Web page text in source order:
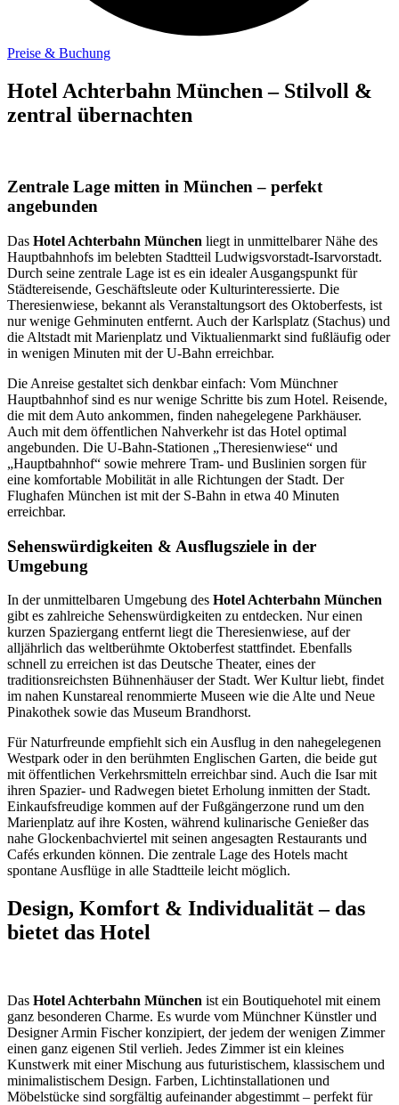
Preise & Buchung
Hotel Achterbahn München – Stilvoll &
zentral übernachten
Zentrale Lage mitten in München – perfekt
angebunden
Das Hotel Achterbahn München liegt in unmittelbarer Nähe des
Hauptbahnhofs im belebten Stadtteil Ludwigsvorstadt-Isarvorstadt.
Durch seine zentrale Lage ist es ein idealer Ausgangspunkt für
Städtereisende, Geschäftsleute oder Kulturinteressierte. Die
Theresienwiese, bekannt als Veranstaltungsort des Oktoberfests, ist
nur wenige Gehminuten entfernt. Auch der Karlsplatz (Stachus) und
die Altstadt mit Marienplatz und Viktualienmarkt sind fußläufig oder
in wenigen Minuten mit der U-Bahn erreichbar.
Die Anreise gestaltet sich denkbar einfach: Vom Münchner
Hauptbahnhof sind es nur wenige Schritte bis zum Hotel. Reisende,
die mit dem Auto ankommen, finden nahegelegene Parkhäuser.
Auch mit dem öffentlichen Nahverkehr ist das Hotel optimal
angebunden. Die U-Bahn-Stationen „Theresienwiese“ und
„Hauptbahnhof“ sowie mehrere Tram- und Buslinien sorgen für
eine komfortable Mobilität in alle Richtungen der Stadt. Der
Flughafen München ist mit der S-Bahn in etwa 40 Minuten
erreichbar.
Sehenswürdigkeiten & Ausflugsziele in der
Umgebung
In der unmittelbaren Umgebung des Hotel Achterbahn München
gibt es zahlreiche Sehenswürdigkeiten zu entdecken. Nur einen
kurzen Spaziergang entfernt liegt die Theresienwiese, auf der
alljährlich das weltberühmte Oktoberfest stattfindet. Ebenfalls
schnell zu erreichen ist das Deutsche Theater, eines der
traditionsreichsten Bühnenhäuser der Stadt. Wer Kultur liebt, findet
im nahen Kunstareal renommierte Museen wie die Alte und Neue
Pinakothek sowie das Museum Brandhorst.
Für Naturfreunde empfiehlt sich ein Ausflug in den nahegelegenen
Westpark oder in den berühmten Englischen Garten, die beide gut
mit öffentlichen Verkehrsmitteln erreichbar sind. Auch die Isar mit
ihren Spazier- und Radwegen bietet Erholung inmitten der Stadt.
Einkaufsfreudige kommen auf der Fußgängerzone rund um den
Marienplatz auf ihre Kosten, während kulinarische Genießer das
nahe Glockenbachviertel mit seinen angesagten Restaurants und
Cafés erkunden können. Die zentrale Lage des Hotels macht
spontane Ausflüge in alle Stadtteile leicht möglich.
Design, Komfort & Individualität – das
bietet das Hotel
Das Hotel Achterbahn München ist ein Boutiquehotel mit einem
ganz besonderen Charme. Es wurde vom Münchner Künstler und
Designer Armin Fischer konzipiert, der jedem der wenigen Zimmer
einen ganz eigenen Stil verlieh. Jedes Zimmer ist ein kleines
Kunstwerk mit einer Mischung aus futuristischem, klassischem und
minimalistischem Design. Farben, Lichtinstallationen und
Möbelstücke sind sorgfältig aufeinander abgestimmt – perfekt für